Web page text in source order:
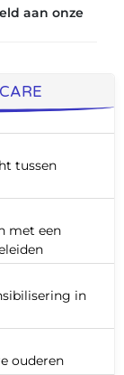
aan onze
tussen
met een
in
ouderen